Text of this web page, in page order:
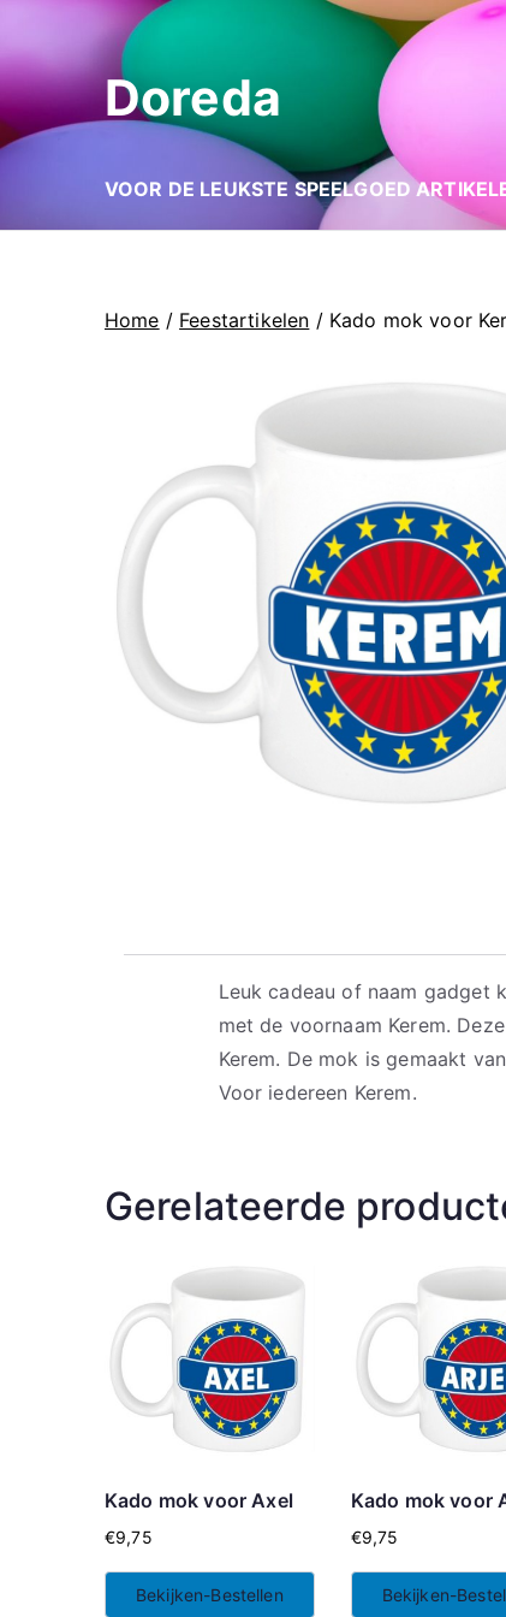
naar
de
inhoud
Doreda
VOOR DE LEUKSTE SPEELGOED
Home / Feestartikelen / Kado mok voor
Leuk cadeau of naam gadget
met de voornaam Kerem.
Kerem. De mok is gemaakt
Voor iedereen Kerem.
Gerelateerde
Kado mok voor Axel
€9,75
Bekijken-Bestellen
Kado mok voor
€9,75
Bekijken-